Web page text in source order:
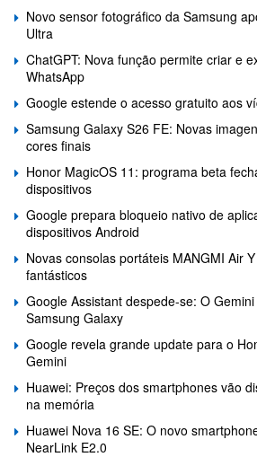
Novo sensor fotográfico da Samsung
Ultra
ChatGPT: Nova função permite criar e
WhatsApp
Google estende o acesso gratuito aos
Samsung Galaxy S26 FE: Novas
cores finais
Honor MagicOS 11: programa beta
dispositivos
Google prepara bloqueio nativo de
dispositivos Android
Novas consolas portáteis MANGMI Air
fantásticos
Google Assistant despede-se: O
Samsung Galaxy
Google revela grande update para o
Gemini
Huawei: Preços dos smartphones vão
na memória
Huawei Nova 16 SE: O novo
NearLink E2.0